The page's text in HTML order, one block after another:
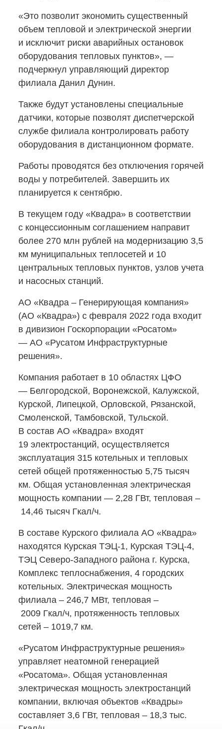
«Это позволит экономить существенный
объем тепловой и электрической энергии
и исключит риски аварийных остановок
оборудования тепловых пунктов», —
подчеркнул управляющий директор
филиала Данил Дунин.
Также будут установлены специальные
датчики, которые позволят диспетчерской
службе филиала контролировать работу
оборудования в дистанционном формате.
Работы проводятся без отключения горячей
воды у потребителей. Завершить их
планируется к сентябрю.
В текущем году «Квадра» в соответствии
с концессионным соглашением направит
более 270 млн рублей на модернизацию 3,5
км муниципальных теплосетей и 10
центральных тепловых пунктов, узлов учета
и насосных станций.
АО «Квадра – Генерирующая компания»
(АО «Квадра») с февраля 2022 года входит
в дивизион Госкорпорации «Росатом»
— АО «Русатом Инфраструктурные
решения».
Компания работает в 10 областях ЦФО
— Белгородской, Воронежской, Калужской,
Курской, Липецкой, Орловской, Рязанской,
Смоленской, Тамбовской, Тульской.
В состав АО «Квадра» входят
19 электростанций, осуществляется
эксплуатация 315 котельных и тепловых
сетей общей протяженностью 5,75 тысяч
км. Общая установленная электрическая
мощность компании — 2,28 ГВт, тепловая –
14,46 тысяч Гкал/ч.
В составе Курского филиала АО «Квадра»
находятся Курская ТЭЦ-1, Курская ТЭЦ-4,
ТЭЦ Северо-Западного района г. Курска,
Комплекс теплоснабжения, 4 городских
котельных. Электрическая мощность
филиала – 246,7 МВт, тепловая –
2009 Гкал/ч, протяженность тепловых
сетей – 1019,7 км.
«Русатом Инфраструктурные решения»
управляет неатомной генерацией
«Росатома». Общая установленная
электрическая мощность электростанций
компании, включая объектов «Квадры»
составляет 3,6 ГВт, тепловая – 18,3 тыс.